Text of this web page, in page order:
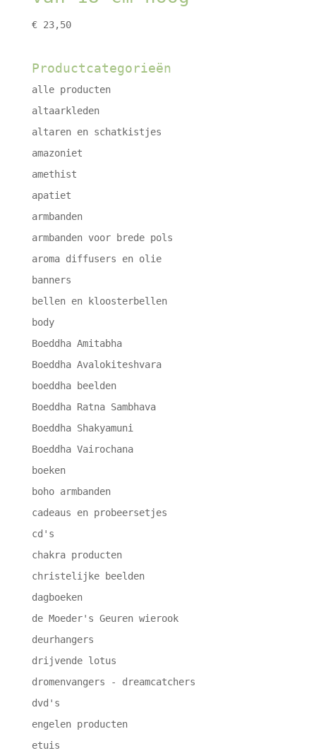
€23,50
Productcategorieën
alle producten
altaarkleden
altaren en schatkistjes
amazoniet
amethist
apatiet
armbanden
armbanden voor brede pols
aroma diffusers en olie
banners
bellen en kloosterbellen
body
Boeddha Amitabha
Boeddha Avalokiteshvara
boeddha beelden
Boeddha Ratna Sambhava
Boeddha Shakyamuni
Boeddha Vairochana
boeken
boho armbanden
cadeaus en probeersetjes
cd's
chakra producten
christelijke beelden
dagboeken
de Moeder's Geuren wierook
deurhangers
drijvende lotus
dromenvangers - dreamcatchers
dvd's
engelen producten
etuis